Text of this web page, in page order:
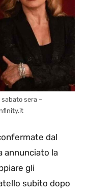
sera –
dal
annunciato la
gli
subito dopo